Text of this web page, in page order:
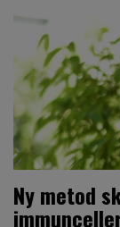
Ny metod